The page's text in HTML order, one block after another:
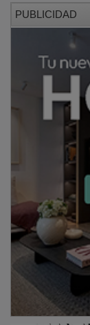
PUBLICIDAD